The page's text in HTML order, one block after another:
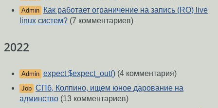
Admin
Как работает ограничение на запись (RO) live
linux систем? (7 комментариев)
2022
Admin expect $expect_out() (4 комментария)
Job СПб, Колпино, ищем юное дарование на
админство (13 комментариев)